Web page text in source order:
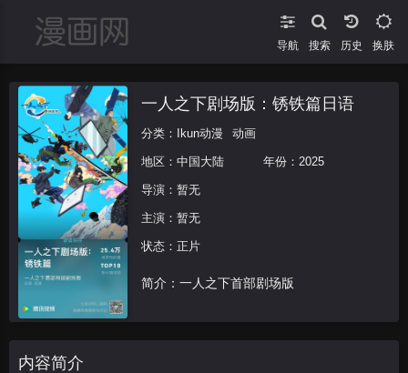
导航 搜索 换肤
一人之下剧场版：锈铁篇日语
分类： Ikun动漫 动画
地区： 中国大陆 年份： 2025
导演： 暂无
主演： 暂无
状态：正片
简介：一人之下首部剧场版
内容简介